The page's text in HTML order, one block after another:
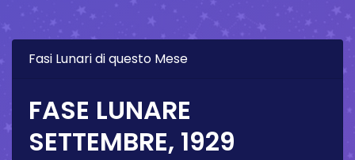
Fasi Lunari di questo Mese
FASE LUNARE
SETTEMBRE, 1929